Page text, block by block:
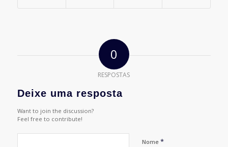
0
RESPOSTAS
Deixe uma resposta
Want to join the discussion?
Feel free to contribute!
Nome *